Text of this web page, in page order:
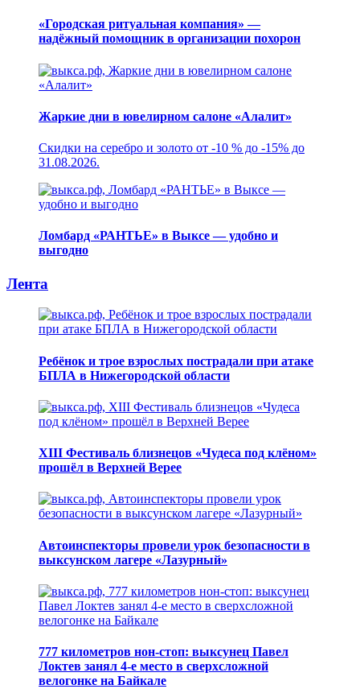
«Городская ритуальная компания» —
надёжный помощник в организации похорон
Жаркие дни в ювелирном салоне «Алалит»
Скидки на серебро и золото от -10 % до -15% до
31.08.2026.
Ломбард «РАНТЬЕ» в Выксе — удобно и
выгодно
Лента
Ребёнок и трое взрослых пострадали при атаке
БПЛА в Нижегородской области
XIII Фестиваль близнецов «Чудеса под клёном»
прошёл в Верхней Верее
Автоинспекторы провели урок безопасности в
выксунском лагере «Лазурный»
777 километров нон-стоп: выксунец Павел
Локтев занял 4-е место в сверхсложной
велогонке на Байкале